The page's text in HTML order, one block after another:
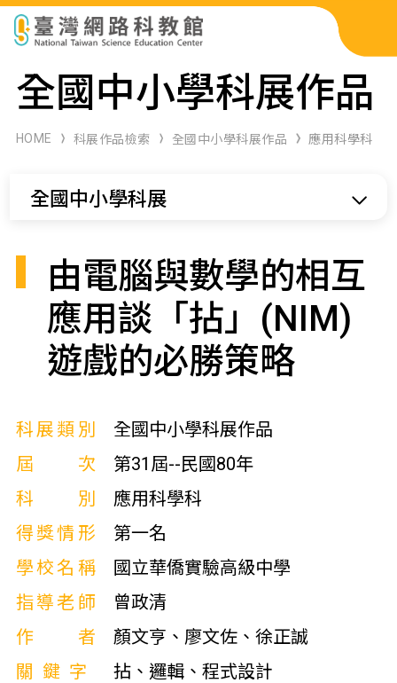
科展作品檢索
科學研習月刊
全國中小學科展作品
HOME 科展作品檢索 全國中小學科展作品 應用科學科
全國中小學科展
由電腦與數學的相互
應用談「拈」(NIM)
遊戲的必勝策略
科展類別
全國中小學科展作品
屆次
第31屆--民國80年
科別
應用科學科
得獎情形
第一名
學校名稱
國立華僑實驗高級中學
指導老師
曾政清
作者
顏文亨、廖文佐、徐正誠
關鍵字
拈、邏輯、程式設計